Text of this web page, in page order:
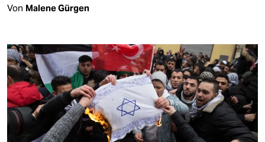
Von Malene Gürgen